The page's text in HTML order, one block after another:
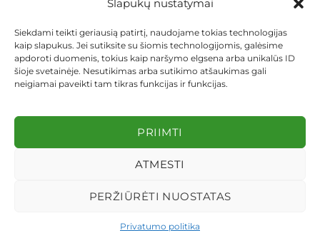
Slapukų nustatymai
Siekdami teikti geriausią patirtį, naudojame tokias technologijas
kaip slapukus. Jei sutiksite su šiomis technologijomis, galėsime
apdoroti duomenis, tokius kaip naršymo elgsena arba unikalūs ID
šioje svetainėje. Nesutikimas arba sutikimo atšaukimas gali
neigiamai paveikti tam tikras funkcijas ir funkcijas.
PRIIMTI
ATMESTI
PERŽIŪRĖTI NUOSTATAS
Privatumo politika
Universalus SIP Skydinis
Gyvenimo Mėgėjams
€
10.224,00
Į KREPŠELĮ
INDIVIDUALŪS PROJEKTAI
Visos teisės saugomos 2026 ©